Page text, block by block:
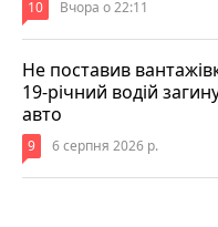
10 Вчора о 22:11
Не поставив
19-річний водій
авто
9 6 серпня 2026 р.